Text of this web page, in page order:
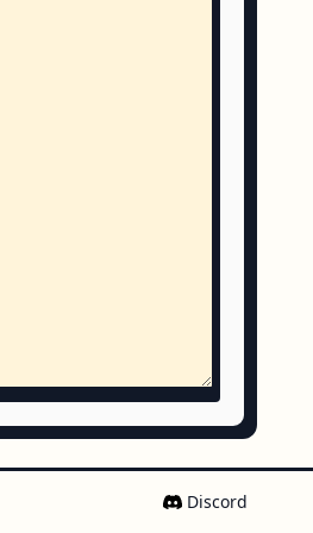
Discord